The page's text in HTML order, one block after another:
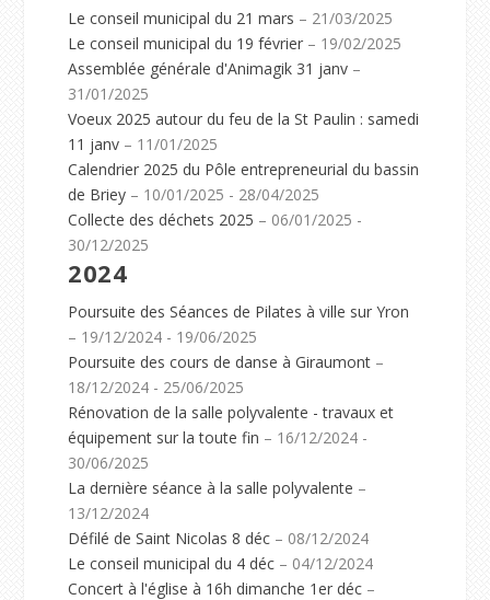
Le conseil municipal du 21 mars – 21/03/2025
Le conseil municipal du 19 février – 19/02/2025
Assemblée générale d'Animagik 31 janv –
31/01/2025
Voeux 2025 autour du feu de la St Paulin : samedi
11 janv – 11/01/2025
Calendrier 2025 du Pôle entrepreneurial du bassin
de Briey – 10/01/2025 - 28/04/2025
Collecte des déchets 2025 – 06/01/2025 -
30/12/2025
2024
Poursuite des Séances de Pilates à ville sur Yron
– 19/12/2024 - 19/06/2025
Poursuite des cours de danse à Giraumont –
18/12/2024 - 25/06/2025
Rénovation de la salle polyvalente - travaux et
équipement sur la toute fin – 16/12/2024 -
30/06/2025
La dernière séance à la salle polyvalente –
13/12/2024
Défilé de Saint Nicolas 8 déc – 08/12/2024
Le conseil municipal du 4 déc – 04/12/2024
Concert à l'église à 16h dimanche 1er déc –